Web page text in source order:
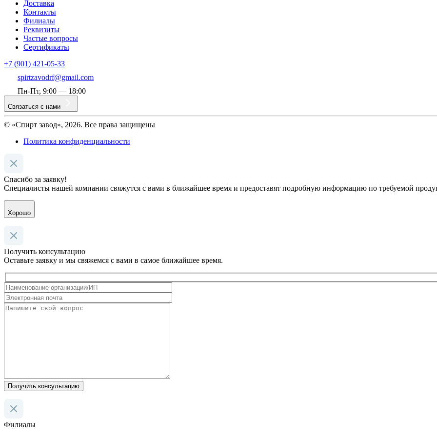
Доставка
Контакты
Филиалы
Реквизиты
Частые вопросы
Сертификаты
+7 (901) 421-05-33
spirtzavodrf@gmail.com
Пн-Пт, 9:00 — 18:00
Связаться с нами
© «Спирт завод», 2026. Все права защищены
Политика конфиденциальности
Спасибо за заявку!
Специалисты нашей компании свяжутся с вами в ближайшее время и предоставят подробную информацию по требуемой
Хорошо
Получить консультацию
Оставьте заявку и мы свяжемся с вами в самое ближайшее время.
Получить консультацию
Филиалы